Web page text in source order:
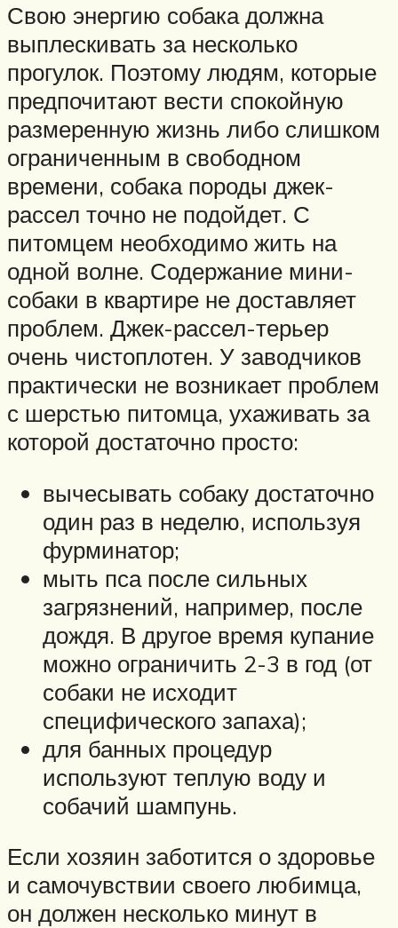
Свою энергию собака должна
выплескивать за несколько
прогулок. Поэтому людям, которые
предпочитают вести спокойную
размеренную жизнь либо слишком
ограниченным в свободном
времени, собака породы джек-
рассел точно не подойдет. С
питомцем необходимо жить на
одной волне. Содержание мини-
собаки в квартире не доставляет
проблем. Джек-рассел-терьер
очень чистоплотен. У заводчиков
практически не возникает проблем
с шерстью питомца, ухаживать за
которой достаточно просто:
вычесывать собаку достаточно
один раз в неделю, используя
фурминатор;
мыть пса после сильных
загрязнений, например, после
дождя. В другое время купание
можно ограничить 2-3 в год (от
собаки не исходит
специфического запаха);
для банных процедур
используют теплую воду и
собачий шампунь.
Если хозяин заботится о здоровье
и самочувствии своего любимца,
он должен несколько минут в